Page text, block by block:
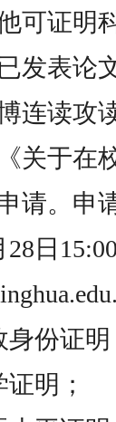
他可证
发表论
连读攻
关于在
请。申
28日
身份证明
证明；